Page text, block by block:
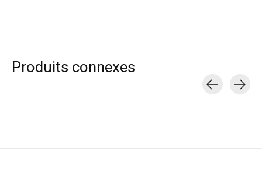
Produits connexes